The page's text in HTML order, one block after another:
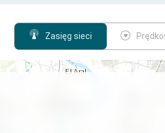
Zasięg sieci